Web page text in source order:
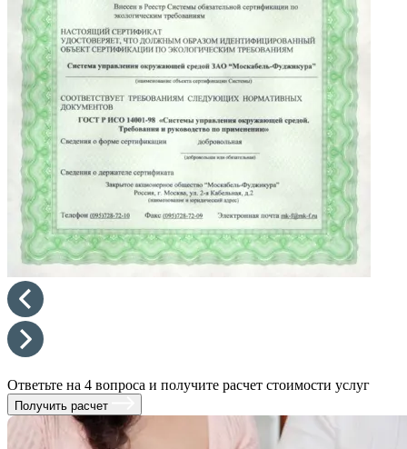
Ответьте на 4 вопроса и получите расчет стоимости услуг
Получить расчет